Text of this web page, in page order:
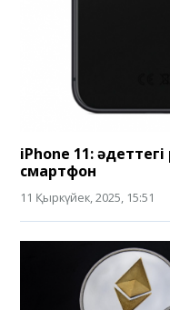
iPhone 11: әдеттегі
смартфон
11 Қыркүйек, 2025, 15:51